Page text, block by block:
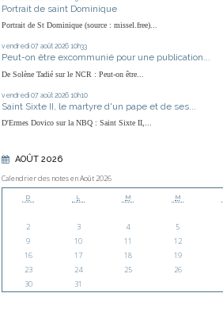
Portrait de saint Dominique
Portrait de St Dominique (source : missel.free)...
vendredi 07 août 2026 10h33
Peut-on être excommunié pour une publication...
De Solène Tadié sur le NCR : Peut-on être...
vendredi 07 août 2026 10h10
Saint Sixte II, le martyre d'un pape et de ses...
D'Ermes Dovico sur la NBQ : Saint Sixte II,...
AOÛT 2026
Calendrier des notes en Août 2026
D L M M
2
3 4 5
9
10 11 12
16
17 18 19
23
24 25 26
30
31